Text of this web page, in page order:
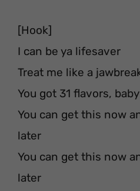
[Hook]
I can be ya lifesaver
Treat me like a
You got 31 flavors, baby
You can get this now
later
You can get this now
later